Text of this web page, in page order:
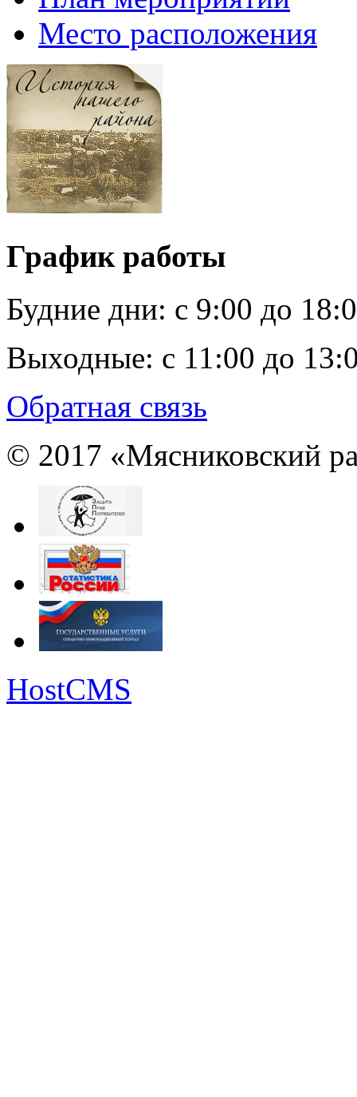
Место расположения
График работы
Будние дни: c 9:00 до
Выходные: с 11:00 до
Обратная связь
© 2017 «Мясниковский
HostCMS